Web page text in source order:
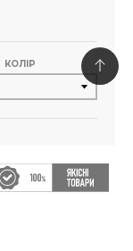
КОЛІР